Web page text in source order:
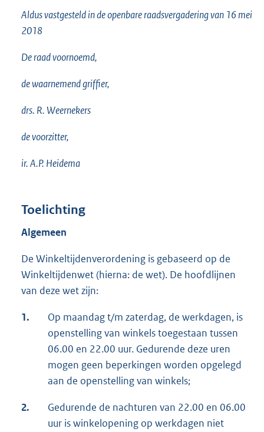
Aldus vastgesteld in de openbare raadsvergadering van 16 mei
2018
De raad voornoemd,
de waarnemend griffier,
drs. R. Weernekers
de voorzitter,
ir. A.P. Heidema
Toelichting
Algemeen
De Winkeltijdenverordening is gebaseerd op de
Winkeltijdenwet (hierna: de wet). De hoofdlijnen
van deze wet zijn:
1.
Op maandag t/m zaterdag, de werkdagen, is
openstelling van winkels toegestaan tussen
06.00 en 22.00 uur. Gedurende deze uren
mogen geen beperkingen worden opgelegd
aan de openstelling van winkels;
2.
Gedurende de nachturen van 22.00 en 06.00
uur is winkelopening op werkdagen niet